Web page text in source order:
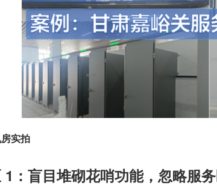
实拍
1：盲目堆砌花哨功能，忽略服